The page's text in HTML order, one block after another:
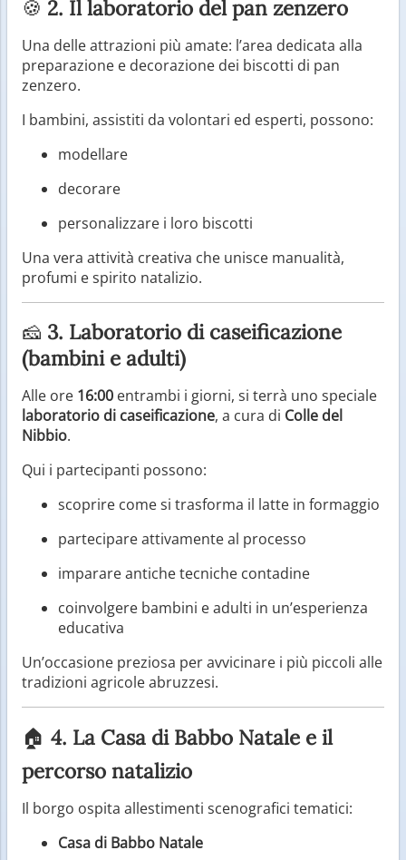
🍪 2. Il laboratorio del pan zenzero
Una delle attrazioni più amate: l’area dedicata alla
preparazione e decorazione dei biscotti di pan
zenzero.
I bambini, assistiti da volontari ed esperti, possono:
modellare
decorare
personalizzare i loro biscotti
Una vera attività creativa che unisce manualità,
profumi e spirito natalizio.
🧀 3. Laboratorio di caseificazione
(bambini e adulti)
Alle ore 16:00 entrambi i giorni, si terrà uno speciale
laboratorio di caseificazione, a cura di Colle del
Nibbio.
Qui i partecipanti possono:
scoprire come si trasforma il latte in formaggio
partecipare attivamente al processo
imparare antiche tecniche contadine
coinvolgere bambini e adulti in un’esperienza
educativa
Un’occasione preziosa per avvicinare i più piccoli alle
tradizioni agricole abruzzesi.
🏠 4. La Casa di Babbo Natale e il
percorso natalizio
Il borgo ospita allestimenti scenografici tematici:
Casa di Babbo Natale